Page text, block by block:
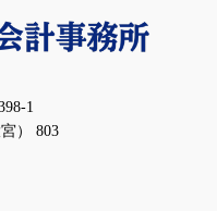
1
） 803